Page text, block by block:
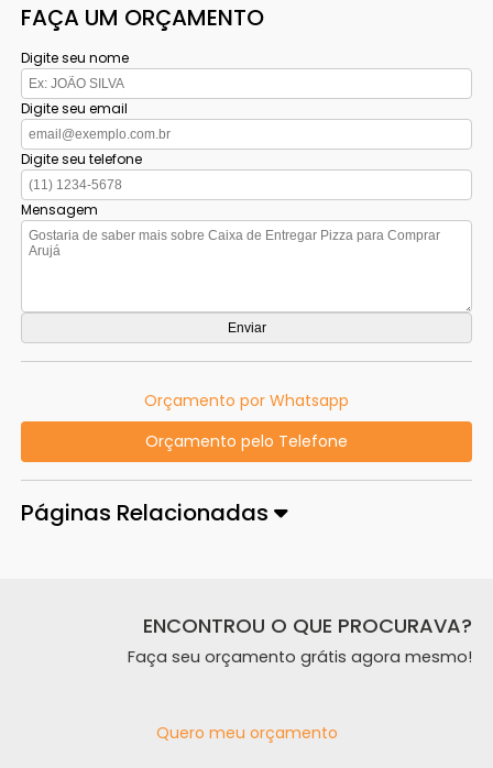
FAÇA UM ORÇAMENTO
Digite seu nome
Digite seu email
Digite seu telefone
Mensagem
Orçamento por Whatsapp
Orçamento pelo Telefone
Páginas Relacionadas
ENCONTROU O QUE PROCURAVA?
Faça seu orçamento grátis agora mesmo!
Quero meu orçamento